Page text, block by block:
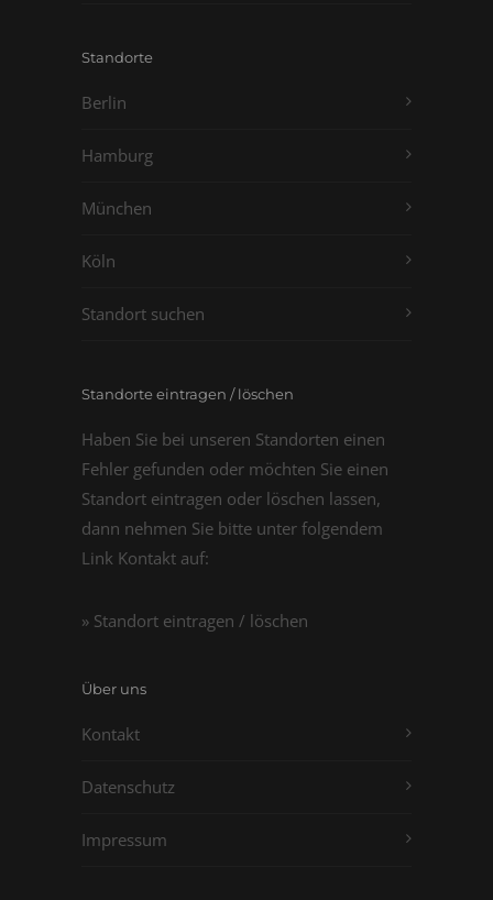
Standorte
Berlin
Hamburg
München
Köln
Standort suchen
Standorte eintragen / löschen
Haben Sie bei unseren Standorten einen
Fehler gefunden oder möchten Sie einen
Standort eintragen oder löschen lassen,
dann nehmen Sie bitte unter folgendem
Link Kontakt auf:
» Standort eintragen / löschen
Über uns
Kontakt
Datenschutz
Impressum